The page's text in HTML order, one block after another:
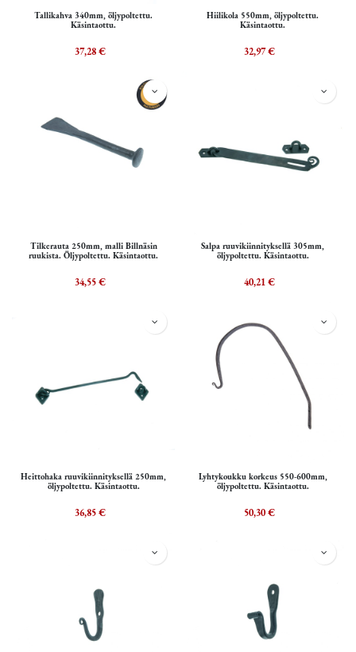
Tallikahva 340mm, öljypoltettu.
Käsintaottu.
37,28€
Hiilikola 550mm, öljypoltettu.
Käsintaottu.
32,97€
Tilkerauta 250mm, malli Billnäsin
ruukista. Öljypoltettu. Käsintaottu.
34,55€
Salpa ruuvikiinnityksellä 305mm,
öljypoltettu. Käsintaottu.
40,21€
Heittohaka ruuvikiinnityksellä 250mm,
öljypoltettu. Käsintaottu.
36,85€
Lyhtykoukku korkeus 550-600mm,
öljypoltettu. Käsintaottu.
50,30€